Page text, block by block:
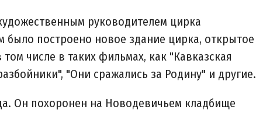
руководителем цирка
было построено новое здание цирка, открытое
числе в таких фильмах, как "Кавказская
"Они сражались за Родину" и другие.
Он похоронен на Новодевичьем кладбище